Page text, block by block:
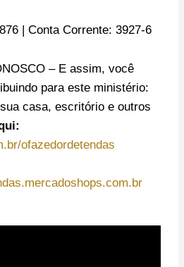
| Conta Corrente: 3927-6
– E assim, você
para este ministério:
casa, escritório e outros
ofazedordetendas